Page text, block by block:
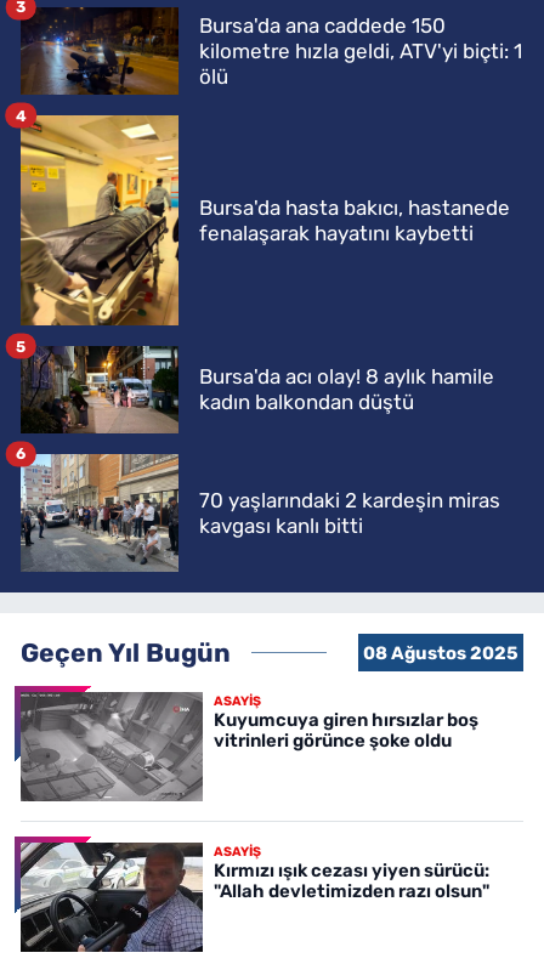
Bursa'da ana caddede 150
kilometre hızla geldi, ATV'yi biçti: 1
ölü
3
Bursa'da hasta bakıcı, hastanede
fenalaşarak hayatını kaybetti
4
Bursa'da acı olay! 8 aylık hamile
kadın balkondan düştü
5
70 yaşlarındaki 2 kardeşin miras
kavgası kanlı bitti
6
Geçen Yıl Bugün 08 Ağustos 2025
ASAYİŞ
Kuyumcuya giren hırsızlar boş
vitrinleri görünce şoke oldu
ASAYİŞ
Kırmızı ışık cezası yiyen sürücü:
"Allah devletimizden razı olsun"